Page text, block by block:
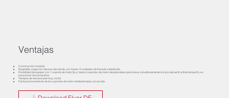
Ventajas
Construcción modular
Equipable, según los deseos del cliente, con hasta 12 unidades de fresado o taladrado
Posibilidad de equipar con 1 soporte de motor fijo y hasta 3 soportes de motor desplazables para fresar simultáneamente al inicio del perfil, al final del perfil y en
posiciones de travesaños
Tiempos de mecanizado muy cortos
Fácil posicionamiento de los soportes de motor mediante topes y/o escala